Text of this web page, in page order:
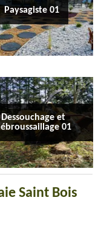
Paysagiste 01
Dessouchage et
01
Saint Bois